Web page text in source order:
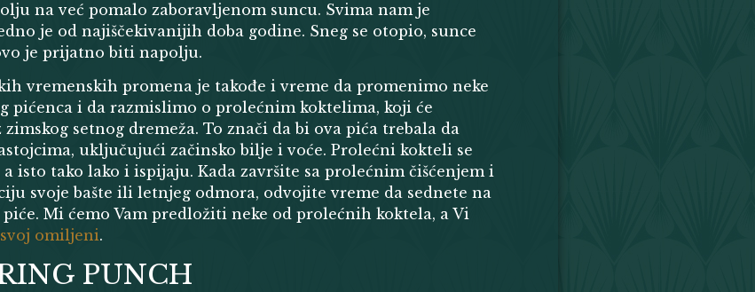
na već pomalo zaboravljenom suncu. Svima nam je
je od najiščekivanijih doba godine. Sneg se otopio, sunce
je prijatno biti napolju.
vremenskih promena je takođe i vreme da promenimo neke
pićenca i da razmislimo o prolećnim koktelima, koji će
setnog dremeža. To znači da bi ova pića trebala da
uključujući začinsko bilje i voće. Prolećni kokteli se
isto tako lako i ispijaju. Kada završite sa prolećnim čišćenjem i
svoje bašte ili letnjeg odmora, odvojite vreme da sednete na
piće. Mi ćemo Vam predložiti neke od prolećnih koktela, a Vi
omiljeni.
PUNCH